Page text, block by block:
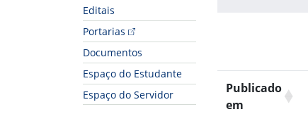
Editais
Portarias
Documentos
Espaço do Estudante
Espaço do Servidor
Publicado
em